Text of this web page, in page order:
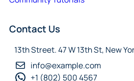
Contact Us
13th Street. 47 W 13th St, New
info@example.com
+1 (802) 500 4567